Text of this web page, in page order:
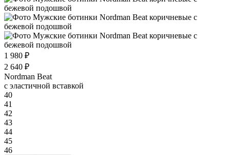
1 980 ₽
2 640 ₽
Nordman Beat
с эластичной вставкой
40
41
42
43
44
45
46